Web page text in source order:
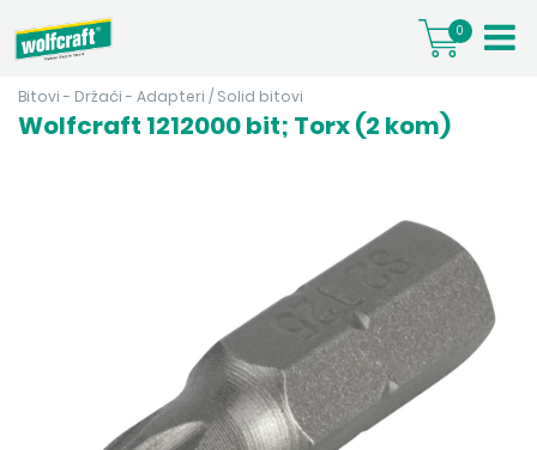
0
Bitovi - Držači - Adapteri / Solid bitovi
Wolfcraft 1212000 bit; Torx (2 kom)